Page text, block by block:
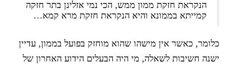
הנקראת חזקת ממון ממש, הכי נמי אזלינן בתר חזקה
קמייתא בממונא והיא הנקראת חזקת מרא קמא…
כלומר, כאשר אין מישהו שהוא מוחזק בפועל בממון, עדיין
ישנה חשיבות לשאלה, מי היה הבעלים הידוע האחרון של